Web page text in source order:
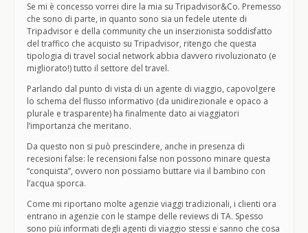
Se mi è concesso vorrei dire la mia su Tripadvisor&Co. Premesso
che sono di parte, in quanto sono sia un fedele utente di
Tripadvisor e della community che un inserzionista soddisfatto
del traffico che acquisto su Tripadvisor, ritengo che questa
tipologia di travel social network abbia davvero rivoluzionato (e
migliorato!) tutto il settore del travel.
Parlando dal punto di vista di un agente di viaggio, capovolgere
lo schema del flusso informativo (da unidirezionale e opaco a
plurale e trasparente) ha finalmente dato ai viaggiatori
l’importanza che meritano.
Da questo non si può prescindere, anche in presenza di
recesioni false: le recensioni false non possono minare questa
“conquista”, ovvero non possiamo buttare via il bambino con
l’acqua sporca.
Come mi riportano molte agenzie viaggi tradizionali, i clienti ora
entrano in agenzie con le stampe delle reviews di TA. Spesso
sono più informati degli agenti di viaggio stessi e sanno che cosa